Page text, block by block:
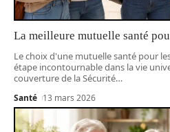
La meilleure mutuelle santé
Le choix d'une mutuelle santé pour
étape incontournable dans la vie
couverture de la Sécurité…
Santé 13 mars 2026